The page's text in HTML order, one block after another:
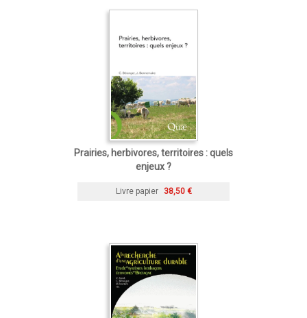
Prairies, herbivores, territoires : quels
enjeux ?
Livre papier 38,50 €